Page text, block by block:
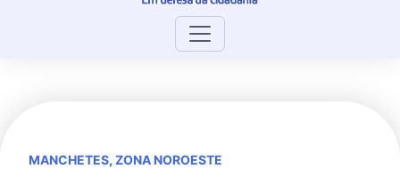
MANCHETES, ZONA NOROESTE